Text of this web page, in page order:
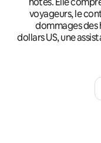
voyageurs, le
dommages des
dollars US, une